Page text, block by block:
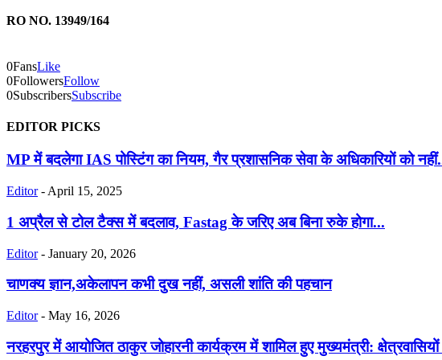
RO NO. 13949/164
0FansLike
0FollowersFollow
0SubscribersSubscribe
EDITOR PICKS
MP में बदलेगा IAS पोस्टिंग का नियम, गैर प्रशासनिक सेवा के अधिकारियों को
Editor - April 15, 2025
1 अप्रैल से टोल टैक्स में बदलाव, Fastag के जरिए अब बिना रुके होगा...
Editor - January 20, 2026
चाणक्य ज्ञान,अकेलापन कभी दुख नहीं, असली शांति की पहचान
Editor - May 16, 2026
नरहरपुर में आयोजित ठाकुर जोहारनी कार्यक्रम में शामिल हुए मुख्यमंत्री: क्षेत्रवासियों